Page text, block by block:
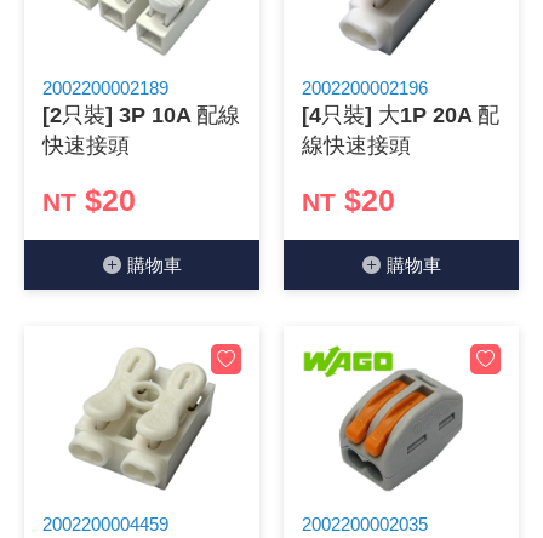
2002200002189
[2只裝] 3P 10A 配線
快速接頭
NT $20
購物⾞
2002200002196
[4只裝] 大1P 20A 配
線快速接頭
NT $20
購物⾞
2002200004459 2002200002035